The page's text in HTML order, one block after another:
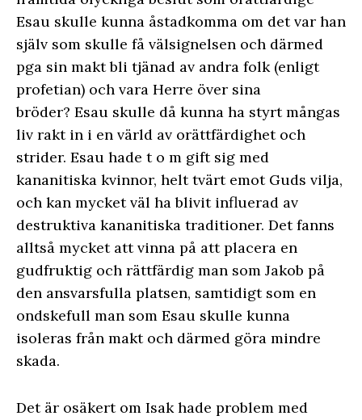
Esau skulle kunna åstadkomma om det var han
själv som skulle få välsignelsen och därmed
pga sin makt bli tjänad av andra folk (enligt
profetian) och vara Herre över sina
bröder? Esau skulle då kunna ha styrt mångas
liv rakt in i en värld av orättfärdighet och
strider. Esau hade t o m gift sig med
kananitiska kvinnor, helt tvärt emot Guds vilja,
och kan mycket väl ha blivit influerad av
destruktiva kananitiska traditioner. Det fanns
alltså mycket att vinna på att placera en
gudfruktig och rättfärdig man som Jakob på
den ansvarsfulla platsen, samtidigt som en
ondskefull man som Esau skulle kunna
isoleras från makt och därmed göra mindre
skada.
Det är osäkert om Isak hade problem med